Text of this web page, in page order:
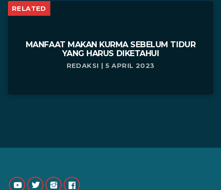
RELATED
MANFAAT MAKAN KURMA SEBELUM TIDUR
YANG HARUS DIKETAHUI
REDAKSI | 5 APRIL 2023